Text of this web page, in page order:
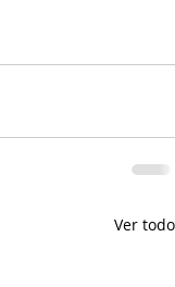
Ver todo